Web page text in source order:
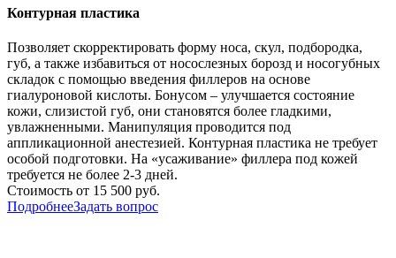
Контурная пластика
Позволяет скорректировать форму носа, скул, подбородка,
губ, а также избавиться от носослезных борозд и носогубных
складок с помощью введения филлеров на основе
гиалуроновой кислоты. Бонусом – улучшается состояние
кожи, слизистой губ, они становятся более гладкими,
увлажненными. Манипуляция проводится под
аппликационной анестезией. Контурная пластика не требует
особой подготовки. На «усаживание» филлера под кожей
требуется не более 2-3 дней.
Стоимость от 15 500 руб.
ПодробнееЗадать вопрос